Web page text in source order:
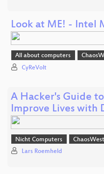
Look at ME! - Intel
All about computers
CyReVolt
A Hacker's Guide
Improve Lives with
Nicht Computers ChaosWest
Lars Roemheld